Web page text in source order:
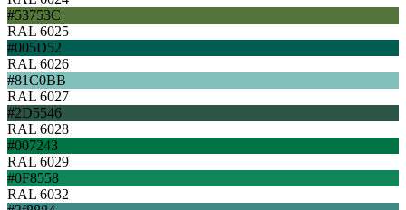
#53753C
RAL 6025
#005D52
RAL 6026
#81C0BB
RAL 6027
#2D5546
RAL 6028
#007243
RAL 6029
#0F8558
RAL 6032